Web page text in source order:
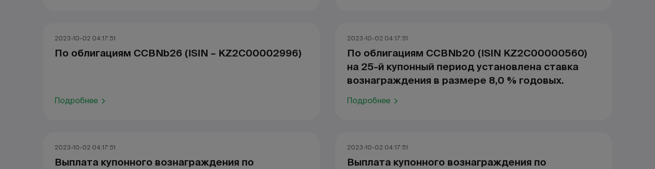
2023-10-02 04:17:51
По облигациям CCBNb26 (ISIN – KZ2C00002996)
Подробнее
2023-10-02 04:17:51
По облигациям CCBNb20 (ISIN KZ2C00000560)
на 25-й купонный период установлена ставка
вознаграждения в размере 8,0 % годовых.
Подробнее
2023-10-02 04:17:51
Выплата купонного вознаграждения по
2023-10-02 04:17:51
Выплата купонного вознаграждения по